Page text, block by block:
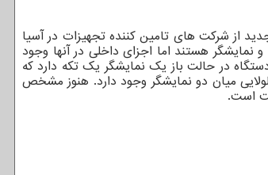
از شرکت های تامین کننده تجهیزات در آسیا
هستند اما اجزای داخلی در آنها وجود
در حالت باز یک نمایشگر یک تکه دارد که
میان دو نمایشگر وجود دارد. هنوز مشخص
است.